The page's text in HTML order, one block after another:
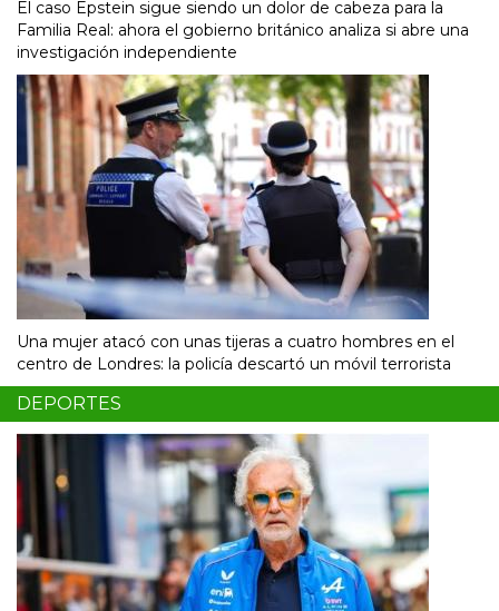
El caso Epstein sigue siendo un dolor de cabeza para la
Familia Real: ahora el gobierno británico analiza si abre una
investigación independiente
Una mujer atacó con unas tijeras a cuatro hombres en el
centro de Londres: la policía descartó un móvil terrorista
DEPORTES